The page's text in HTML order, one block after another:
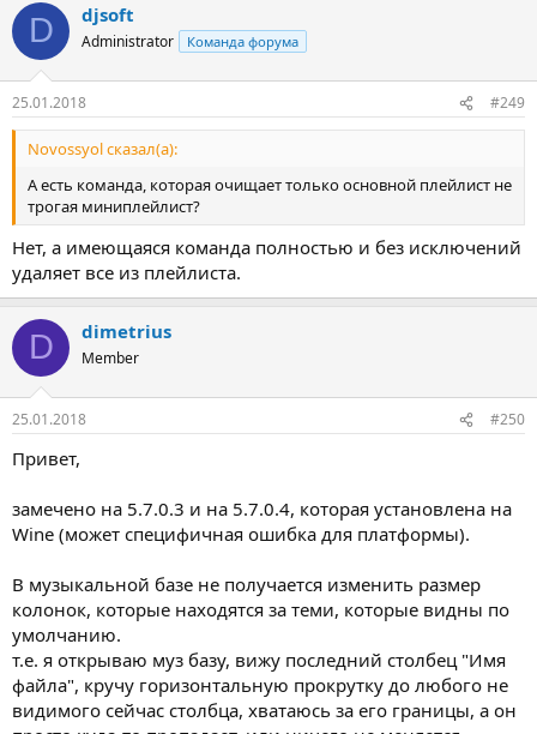
D djsoft
Administrator Команда форума
25.01.2018 #249
Novossyol сказал(а):
А есть команда, которая очищает только основной плейлист не
трогая миниплейлист?
Нет, а имеющаяся команда полностью и без исключений
удаляет все из плейлиста.
D dimetrius
Member
25.01.2018 #250
Привет,
замечено на 5.7.0.3 и на 5.7.0.4, которая установлена на
Wine (может специфичная ошибка для платформы).
В музыкальной базе не получается изменить размер
колонок, которые находятся за теми, которые видны по
умолчанию.
т.е. я открываю муз базу, вижу последний столбец "Имя
файла", кручу горизонтальную прокрутку до любого не
видимого сейчас столбца, хватаюсь за его границы, а он